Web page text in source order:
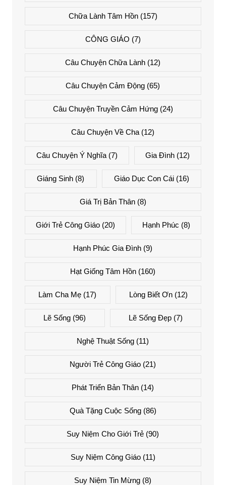
Chữa Lành Tâm Hồn(157)
CÔNG GIÁO (7)
Câu Chuyện Chữa Lành (12)
Câu Chuyện Cảm Động (65)
Câu Chuyện Truyền Cảm Hứng(24)
Câu Chuyện Về Cha (12)
Câu Chuyện Ý Nghĩa(7) Gia Đình (12)
Giáng Sinh (8) Giáo Dục Con Cái(16)
Giá Trị Bản Thân(8)
Giới Trẻ Công Giáo(20) Hạnh Phúc (8)
Hạnh Phúc Gia Đình (9)
Hạt Giống Tâm Hồn (160)
Làm Cha Mẹ (17) Lòng Biết Ơn(12)
Lẽ Sống (96) Lẽ Sống Đẹp(7)
Nghệ Thuật Sống (11)
Người Trẻ Công Giáo (21)
Phát Triển Bản Thân (14)
Quà Tặng Cuộc Sống(86)
Suy Niệm Cho Giới Trẻ (90)
Suy Niệm Công Giáo(11)
Suy Niệm Tin Mừng (8)